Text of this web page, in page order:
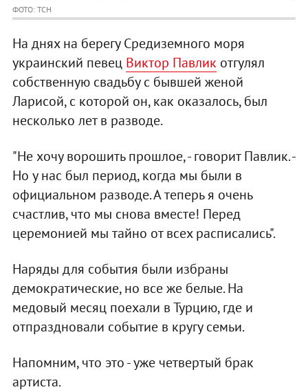
ФОТО: ТСН
На днях на берегу Средиземного моря
украинский певец Виктор Павлик отгулял
собственную свадьбу с бывшей женой
Ларисой, с которой он, как оказалось, был
несколько лет в разводе.
"Не хочу ворошить прошлое, - говорит Павлик. -
Но у нас был период, когда мы были в
официальном разводе. А теперь я очень
счастлив, что мы снова вместе! Перед
церемонией мы тайно от всех расписались".
Наряды для события были избраны
демократические, но все же белые. На
медовый месяц поехали в Турцию, где и
отпраздновали событие в кругу семьи.
Напомним, что это - уже четвертый брак
артиста.